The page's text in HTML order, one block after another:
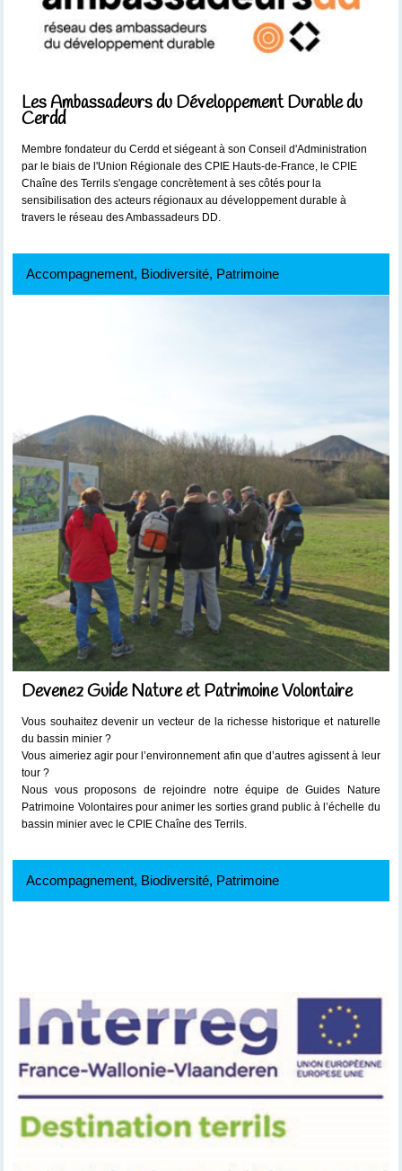
Les Ambassadeurs du Développement Durable du
Cerdd
Membre fondateur du Cerdd et siégeant à son Conseil d'Administration
par le biais de l'Union Régionale des CPIE Hauts-de-France, le CPIE
Chaîne des Terrils s'engage concrètement à ses côtés pour la
sensibilisation des acteurs régionaux au développement durable à
travers le réseau des Ambassadeurs DD.
Accompagnement, Biodiversité, Patrimoine
Devenez Guide Nature et Patrimoine Volontaire
Vous souhaitez devenir un vecteur de la richesse historique et naturelle
du bassin minier ?
Vous aimeriez agir pour l’environnement afin que d’autres agissent à leur
tour ?
Nous vous proposons de rejoindre notre équipe de Guides Nature
Patrimoine Volontaires pour animer les sorties grand public à l’échelle du
bassin minier avec le CPIE Chaîne des Terrils.
Accompagnement, Biodiversité, Patrimoine